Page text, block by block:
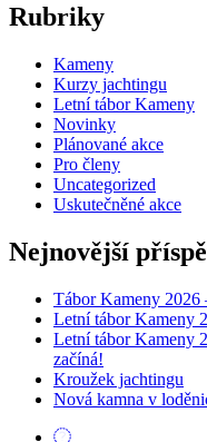
Rubriky
Kameny
Kurzy jachtingu
Letní tábor Kameny
Novinky
Plánované akce
Pro členy
Uncategorized
Uskutečněné akce
Nejnovější
Tábor Kameny 2026
Letní tábor Kameny
Letní tábor Kameny
začíná!
Kroužek jachtingu
Nová kamna v